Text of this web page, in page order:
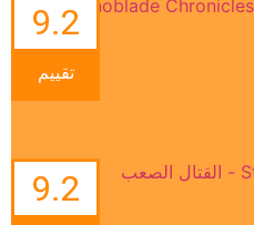
9.2
تقييم
9.2